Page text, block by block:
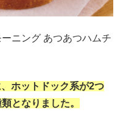
ニング あつあつハムチ
ホットドック系が2つ
となりました。